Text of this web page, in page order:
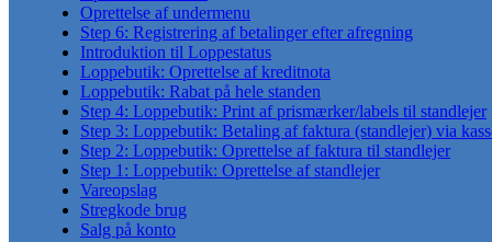
Oprettelse af undermenu
Step 6: Registrering af betalinger efter afregning
Introduktion til Loppestatus
Loppebutik: Oprettelse af kreditnota
Loppebutik: Rabat på hele standen
Step 4: Loppebutik: Print af prismærker/labels til standlejer
Step 3: Loppebutik: Betaling af faktura (standlejer) via
Step 2: Loppebutik: Oprettelse af faktura til standlejer
Step 1: Loppebutik: Oprettelse af standlejer
Vareopslag
Stregkode brug
Salg på konto